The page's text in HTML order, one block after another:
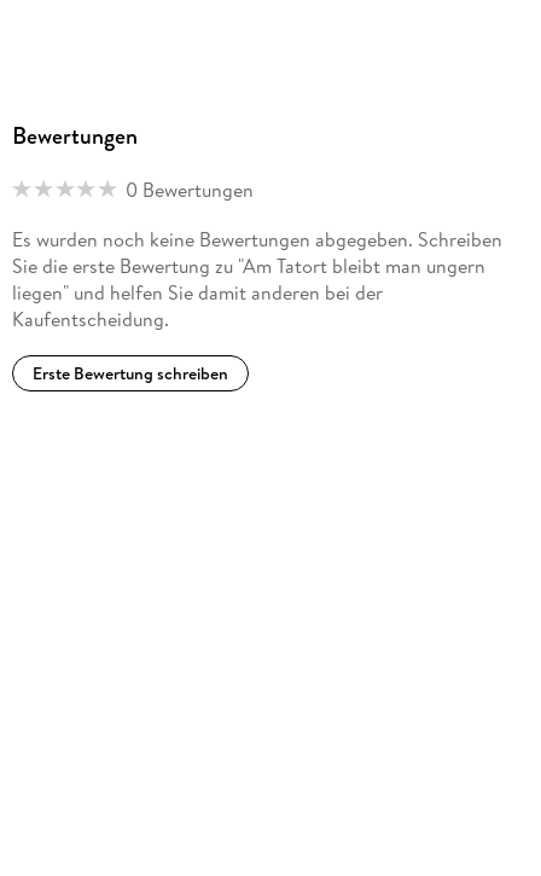
Bewertungen
0 Bewertungen
Es wurden noch keine Bewertungen abgegeben. Schreiben
Sie die erste Bewertung zu "Am Tatort bleibt man ungern
liegen" und helfen Sie damit anderen bei der
Kaufentscheidung.
Erste Bewertung schreiben